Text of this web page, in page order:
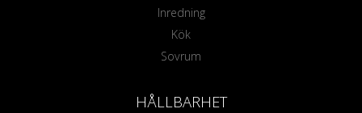
Inredning
Kök
Sovrum
HÅLLBARHET